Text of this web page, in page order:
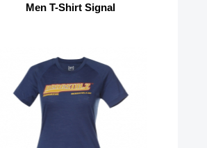
Men T-Shirt Signal